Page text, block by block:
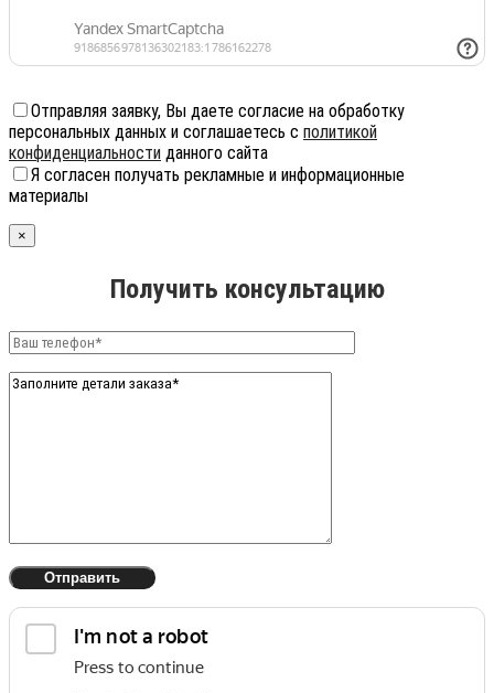
Отправляя заявку, Вы даете согласие на обработку
персональных данных и соглашаетесь с политикой
конфиденциальности данного сайта
Я согласен получать рекламные и информационные
материалы
×
Получить консультацию